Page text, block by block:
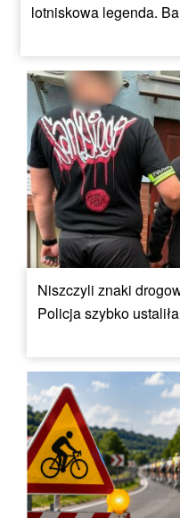
lotniskowa legenda.
Niszczyli znaki
Policja szybko